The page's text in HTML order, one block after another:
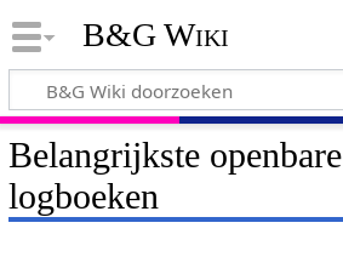
B&G Wiki
Belangrijkste openbare
logboeken